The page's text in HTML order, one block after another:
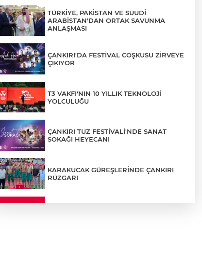
TÜRKİYE, PAKİSTAN VE SUUDİ
ARABİSTAN'DAN ORTAK SAVUNMA
ANLAŞMASI
ÇANKIRI'DA FESTİVAL COŞKUSU ZİRVEYE
ÇIKIYOR
T3 VAKFI'NIN 10 YILLIK TEKNOLOJİ
YOLCULUĞU
ÇANKIRI TUZ FESTİVALİ'NDE SANAT
SOKAĞI HEYECANI
KARAKUCAK GÜREŞLERİNDE ÇANKIRI
RÜZGARI